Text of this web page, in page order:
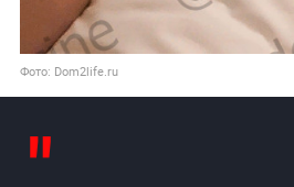
Фото: Dom2life.ru